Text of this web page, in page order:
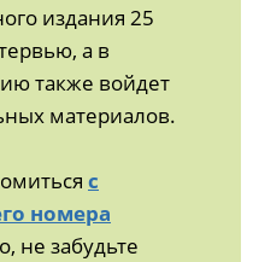
издания 25
а в
также войдет
материалов.
с
номера
не забудьте